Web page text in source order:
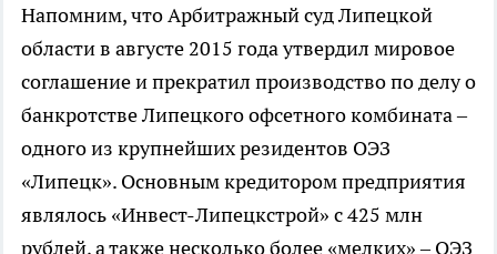
Напомним, что Арбитражный суд Липецкой
области в августе 2015 года утвердил мировое
соглашение и прекратил производство по делу о
банкротстве Липецкого офсетного комбината –
одного из крупнейших резидентов ОЭЗ
«Липецк». Основным кредитором предприятия
являлось «Инвест-Липецкстрой» с 425 млн
рублей, а также несколько более «мелких» – ОЭЗ